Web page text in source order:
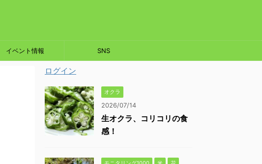
イベント情報 SNS
ログイン
オクラ
2026/07/14
生オクラ、コリコリの食
感！